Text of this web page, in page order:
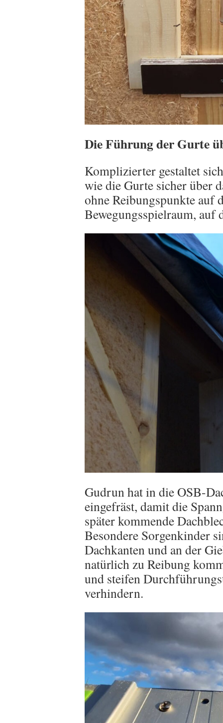
Die Führung der Gurte
Komplizierter gestaltet
wie die Gurte sicher über
ohne Reibungspunkte auf
Bewegungsspielraum, auf
Gudrun hat in die OSB-
eingefräst, damit die
später kommende
Besondere Sorgenkinder
Dachkanten und an der
natürlich zu Reibung
und steifen
verhindern.